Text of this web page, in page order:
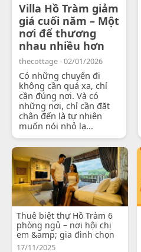
Villa Hồ Tràm giảm
giá cuối năm – Một
nơi để thương
nhau nhiều hơn
thecottage - 02/01/2026
Có những chuyến đi
không cần quá xa, chỉ
cần đúng nơi. Và có
những nơi, chỉ cần đặt
chân đến là tự nhiên
muốn nói nhỏ lạ...
Thuê biệt thự Hồ Tràm 6
phòng ngủ – nơi hội chị
em &amp; gia đình chọn
17/11/2025